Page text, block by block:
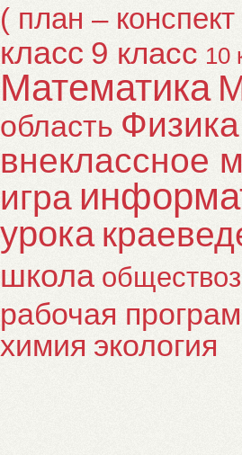
( план –
класс 9 класс 10
Математика
область Физика
внеклассное
игра
урока
школа
рабочая
химия экология